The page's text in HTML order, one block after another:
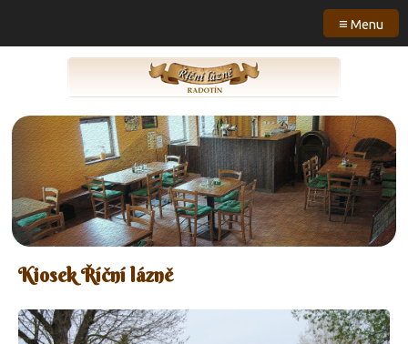
≡Menu
Kiosek Říční lázně